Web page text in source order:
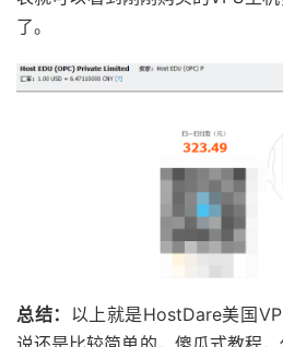
了。
总结： 以上就是HostDare美国